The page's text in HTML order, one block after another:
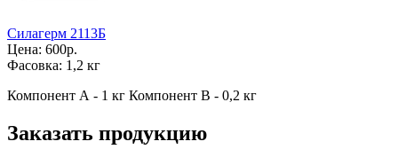
Силагерм 2113Б
Цена: 600р.
Фасовка: 1,2 кг
Компонент А - 1 кг Компонент В - 0,2 кг
Заказать продукцию